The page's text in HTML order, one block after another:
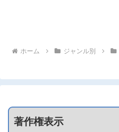
ホーム ジャンル別
著作権表示